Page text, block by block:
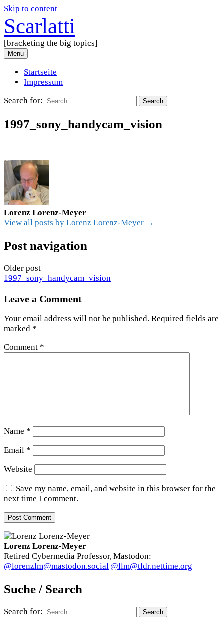
Skip to content
Scarlatti
[bracketing the big topics]
Menu
Startseite
Impressum
Search for:
1997_sony_handycam_vision
Lorenz Lorenz-Meyer
View all posts by Lorenz Lorenz-Meyer →
Post navigation
Older post
1997_sony_handycam_vision
Leave a Comment
Your email address will not be published. Required fields are
marked *
Comment *
Name *
Email *
Website
Save my name, email, and website in this browser for the
next time I comment.
Lorenz Lorenz-Meyer
Retired Cybermedia Professor, Mastodon:
@lorenzlm@mastodon.social @llm@tldr.nettime.org
Suche / Search
Search for: